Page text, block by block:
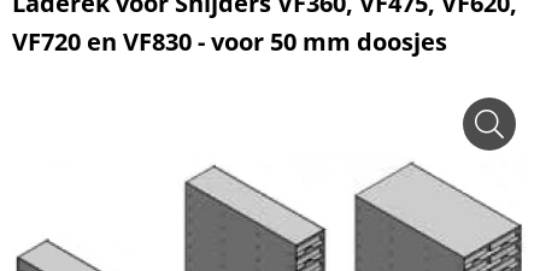
VF720 en VF830 - voor 50 mm doosjes